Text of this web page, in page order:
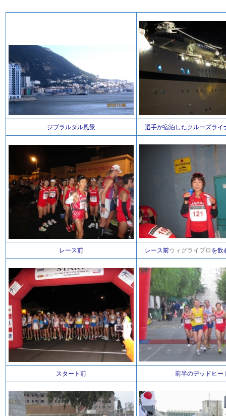
ジブラルタル風景 選手が宿泊したクルーズライ
レース前 レース前ウィグライプロ を飲
スタート前 前半のデッドヒー